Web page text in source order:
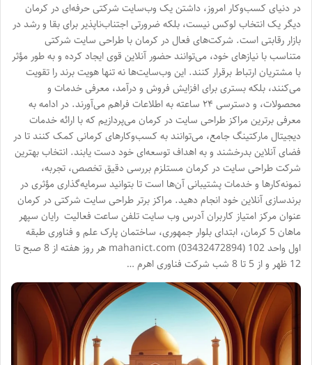
در دنیای کسب‌وکار امروز، داشتن یک وب‌سایت شرکتی حرفه‌ای در کرمان
دیگر یک انتخاب لوکس نیست، بلکه ضرورتی اجتناب‌ناپذیر برای بقا و رشد در
بازار رقابتی است. شرکت‌های فعال در کرمان با طراحی سایت شرکتی
متناسب با نیازهای خود، می‌توانند حضور آنلاین قوی ایجاد کرده و به طور مؤثر
با مشتریان ارتباط برقرار کنند. این وب‌سایت‌ها نه تنها هویت برند را تقویت
می‌کنند، بلکه بستری برای افزایش فروش و درآمد، معرفی خدمات و
محصولات، و دسترسی ۲۴ ساعته به اطلاعات فراهم می‌آورند. در ادامه به
معرفی برترین مراکز طراحی سایت در کرمان می‌پردازیم که با ارائه خدمات
دیجیتال مارکتینگ جامع، می‌توانند به کسب‌وکارهای کرمانی کمک کنند تا در
فضای آنلاین بدرخشند و به اهداف توسعه‌ای خود دست یابند. انتخاب بهترین
شرکت طراحی سایت در کرمان مستلزم بررسی دقیق تخصص، تجربه،
نمونه‌کارها و خدمات پشتیبانی آن‌ها است تا بتوانید سرمایه‌گذاری مؤثری در
برندسازی آنلاین خود انجام دهید. مراکز برتر طراحی سایت شرکتی در کرمان
عنوان مرکز امتیاز کاربران آدرس وب سایت تلفن ساعت فعالیت رایان سپهر
ماهان 5 کرمان، ابتدای بلوار جمهوری، ساختمان پارک علم و فناوری طبقه
اول واحد 102 mahanict.com (03432472894) هر روز هفته از 8 صبح تا
12 ظهر و از 5 تا 8 شب شرکت فناوری اهرم …